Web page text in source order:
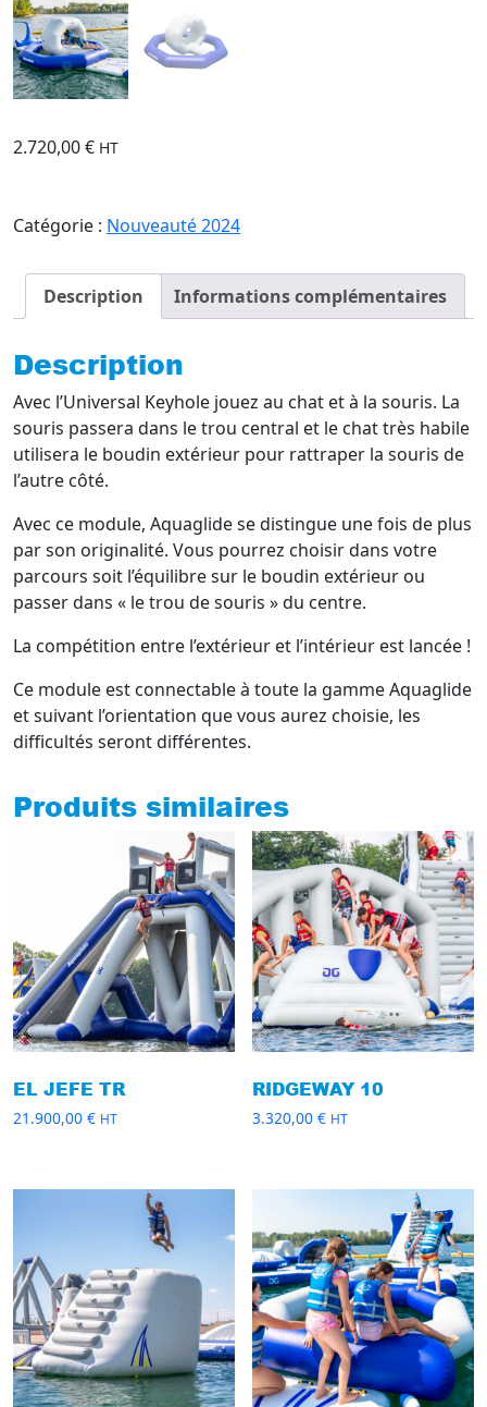
2.720,00€ HT
Catégorie : Nouveauté 2024
Description Informations complémentaires
Description
Avec l’Universal Keyhole jouez au chat et à la souris. La
souris passera dans le trou central et le chat très habile
utilisera le boudin extérieur pour rattraper la souris de
l’autre côté.
Avec ce module, Aquaglide se distingue une fois de plus
par son originalité. Vous pourrez choisir dans votre
parcours soit l’équilibre sur le boudin extérieur ou
passer dans « le trou de souris » du centre.
La compétition entre l’extérieur et l’intérieur est lancée !
Ce module est connectable à toute la gamme Aquaglide
et suivant l’orientation que vous aurez choisie, les
difficultés seront différentes.
Produits similaires
EL JEFE TR
21.900,00 € HT
RIDGEWAY 10
3.320,00€ HT